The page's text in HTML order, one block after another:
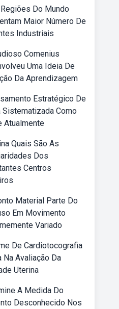
Do Mundo
Maior Número De
Industriais
Comenius
Uma Ideia De
Da Aprendizagem
Estratégico De
Sistematizada Como
Atualmente
Quais São As
Dos
Centros
Material Parte Do
Em Movimento
Variado
De Cardiotocografia
Na Avaliação Da
Uterina
A Medida Do
Desconhecido Nos